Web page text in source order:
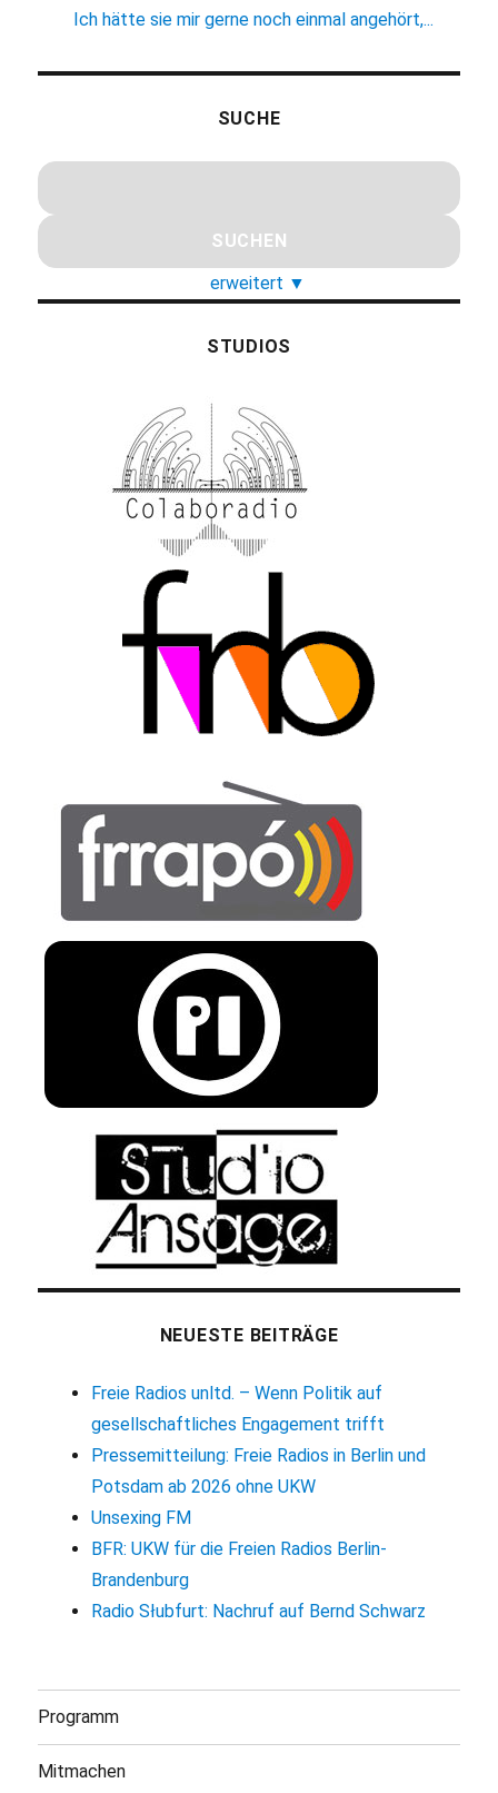
Ich hätte sie mir gerne noch einmal angehört,...
SUCHE
erweitert ▼
STUDIOS
NEUESTE BEITRÄGE
Freie Radios unltd. – Wenn Politik auf
gesellschaftliches Engagement trifft
Pressemitteilung: Freie Radios in Berlin und
Potsdam ab 2026 ohne UKW
Unsexing FM
BFR: UKW für die Freien Radios Berlin-
Brandenburg
Radio Słubfurt: Nachruf auf Bernd Schwarz
Programm
Mitmachen